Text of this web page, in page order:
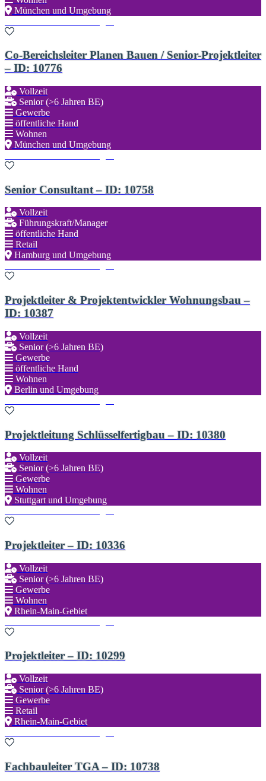
München und Umgebung
Co-Bereichsleiter Planen Bauen / Senior-Projektleiter
– ID: 10776
Vollzeit
Senior (>6 Jahren BE)
Gewerbe
öffentliche Hand
Wohnen
München und Umgebung
Senior Consultant – ID: 10758
Vollzeit
Führungskraft/Manager
öffentliche Hand
Retail
Hamburg und Umgebung
Projektleiter & Projektentwickler Wohnungsbau –
ID: 10387
Vollzeit
Senior (>6 Jahren BE)
Gewerbe
öffentliche Hand
Wohnen
Berlin und Umgebung
Projektleitung Schlüsselfertigbau – ID: 10380
Vollzeit
Senior (>6 Jahren BE)
Gewerbe
Wohnen
Stuttgart und Umgebung
Projektleiter – ID: 10336
Vollzeit
Senior (>6 Jahren BE)
Gewerbe
Wohnen
Rhein-Main-Gebiet
Projektleiter – ID: 10299
Vollzeit
Senior (>6 Jahren BE)
Gewerbe
Retail
Rhein-Main-Gebiet
Fachbauleiter TGA – ID: 10738